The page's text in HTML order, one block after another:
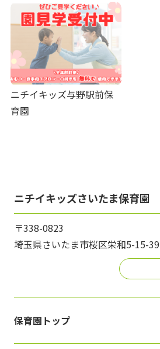
ニチイキッズ与野駅前保
育園
ニチイキッズさいたま保育園
〒338-0823
埼玉県さいたま市桜区栄和5-15-39
保育園トップ